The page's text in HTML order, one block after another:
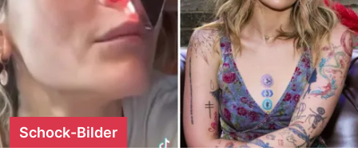
Schock-Bilder